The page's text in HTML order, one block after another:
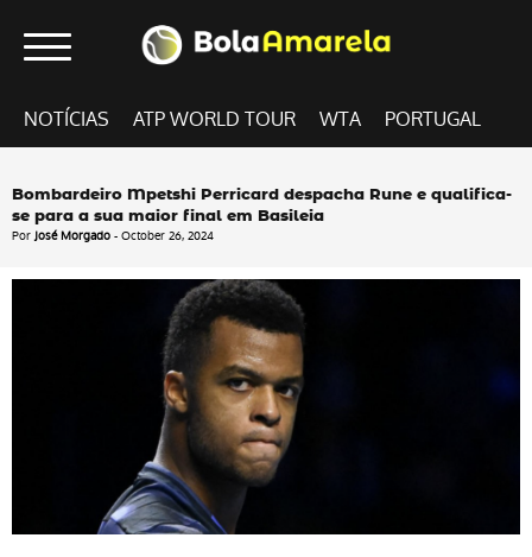
NOTÍCIAS ATP WORLD TOUR WTA PORTUGAL
Bombardeiro Mpetshi Perricard despacha Rune e qualifica-
se para a sua maior final em Basileia
Por José Morgado - October 26, 2024